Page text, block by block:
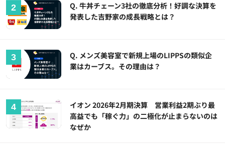
Q. 牛丼チェーン3社の徹底分析！好調な決算を
発表した吉野家の成長戦略とは？
Q. メンズ美容室で新規上場のLIPPSの類似企
業はカーブス。その理由は？
イオン 2026年2月期決算 営業利益2期ぶり最
高益でも「稼ぐ力」の二極化が止まらないのは
なぜか